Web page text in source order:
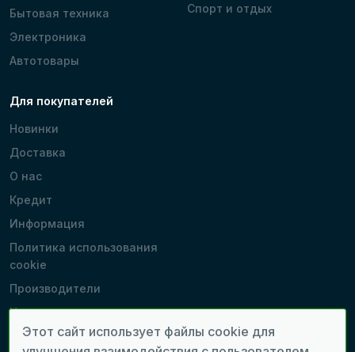
Бытовая техника
Электроника
Автотовары
Спорт и отдых
Для покупателей
Новинки
Доставка
О нас
Кредит
Информация
Политика использования
cookie
Производители
Наши магазины
Этот сайт использует файлы cookie для